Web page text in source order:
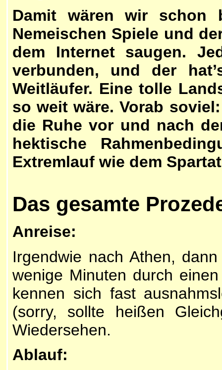
Damit wären wir schon
Nemeischen Spiele und
dem Internet saugen.
verbunden, und der
Weitläufer. Eine tolle
so weit wäre. Vorab
die Ruhe vor und nach
hektische
Extremlauf wie dem
Das gesamte
Anreise:
Irgendwie nach Athen,
wenige Minuten durch
kennen sich fast
(sorry, sollte heißen
Wiedersehen.
Ablauf: